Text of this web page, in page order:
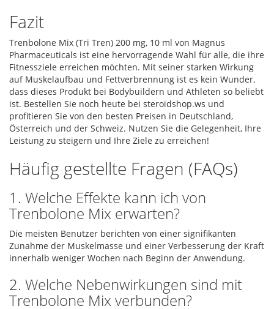
Fazit
Trenbolone Mix (Tri Tren) 200 mg, 10 ml von Magnus
Pharmaceuticals ist eine hervorragende Wahl für alle, die ihre
Fitnessziele erreichen möchten. Mit seiner starken Wirkung
auf Muskelaufbau und Fettverbrennung ist es kein Wunder,
dass dieses Produkt bei Bodybuildern und Athleten so beliebt
ist. Bestellen Sie noch heute bei steroidshop.ws und
profitieren Sie von den besten Preisen in Deutschland,
Österreich und der Schweiz. Nutzen Sie die Gelegenheit, Ihre
Leistung zu steigern und Ihre Ziele zu erreichen!
Häufig gestellte Fragen (FAQs)
1. Welche Effekte kann ich von
Trenbolone Mix erwarten?
Die meisten Benutzer berichten von einer signifikanten
Zunahme der Muskelmasse und einer Verbesserung der Kraft
innerhalb weniger Wochen nach Beginn der Anwendung.
2. Welche Nebenwirkungen sind mit
Trenbolone Mix verbunden?